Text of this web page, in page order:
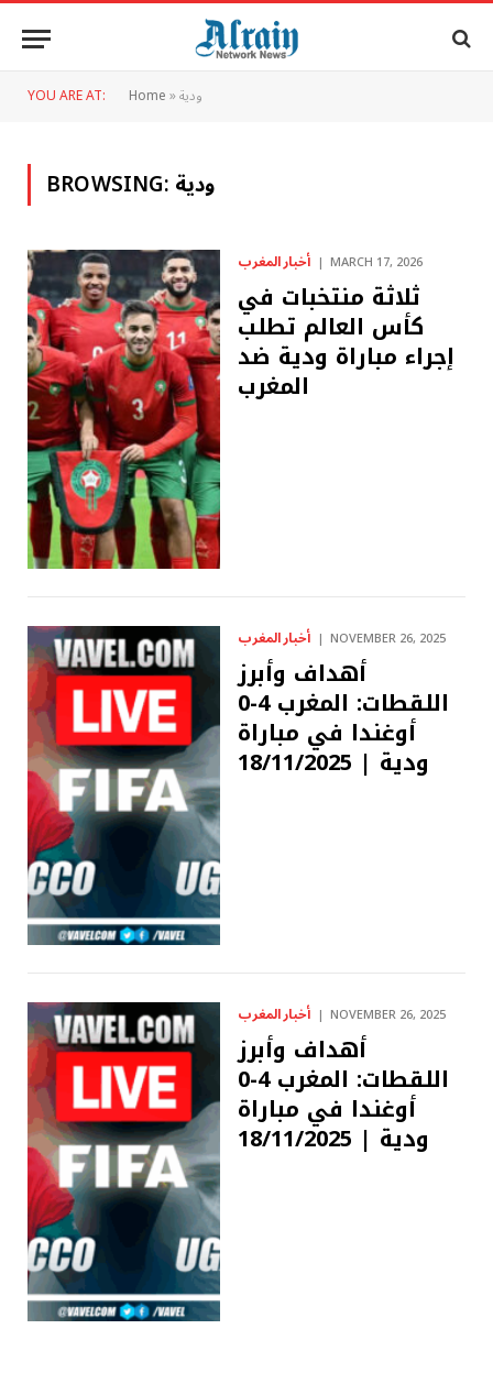
YOU ARE AT: Home»ودية
BROWSING:ودية
أخبار المغرب MARCH 17, 2026
ثلاثة منتخبات في
كأس العالم تطلب
إجراء مباراة ودية ضد
المغرب
أخبار المغرب NOVEMBER 26, 2025
أهداف وأبرز
اللقطات: المغرب 4-0
أوغندا في مباراة
ودية | 18/11/2025
أخبار المغرب NOVEMBER 26, 2025
أهداف وأبرز
اللقطات: المغرب 4-0
أوغندا في مباراة
ودية | 18/11/2025